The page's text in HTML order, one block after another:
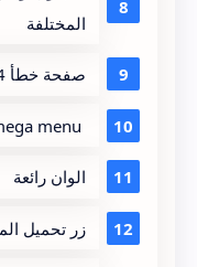
المختلفة
صفحة خطأ 404 احترافية
الوان رائعة
زر تحميل